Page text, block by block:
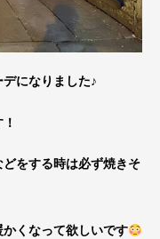
になりました♪
をする時は必ず焼きそ
くなって欲しいです